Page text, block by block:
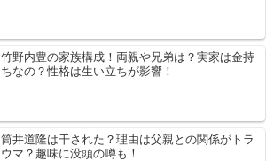
竹野内豊の家族構成！両親や兄弟は？実家は金持
ちなの？性格は生い立ちが影響！
筒井道隆は干された？理由は父親との関係がトラ
ウマ？趣味に没頭の噂も！